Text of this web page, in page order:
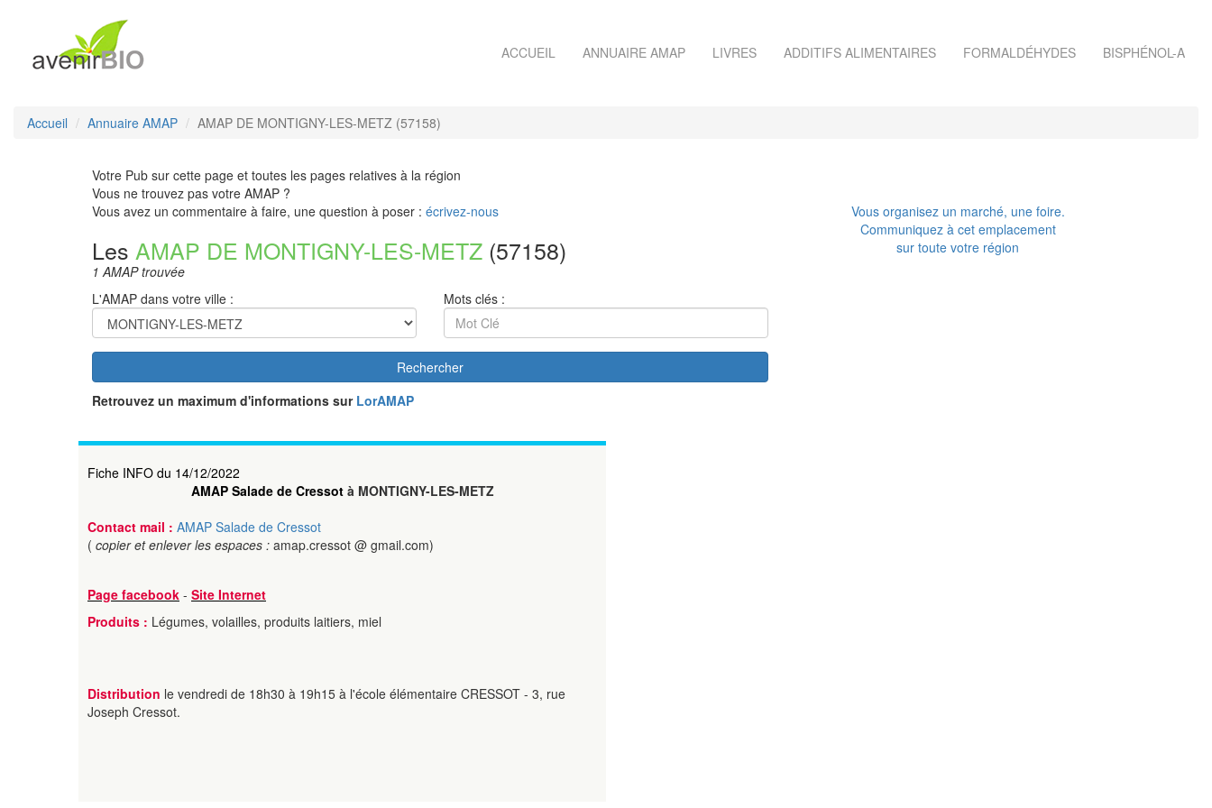
ACCUEIL ANNUAIRE AMAP LIVRES ADDITIFS ALIMENTAIRES FORMALDÉHYDES BISPHÉNOL-A
Accueil Annuaire AMAP AMAP DE MONTIGNY-LES-METZ (57158)
Votre Pub sur cette page et toutes les pages relatives à la région
Vous ne trouvez pas votre AMAP ?
Vous avez un commentaire à faire, une question à poser : écrivez-nous
Les AMAP DE MONTIGNY-LES-METZ (57158)
1 AMAP trouvée
L'AMAP dans votre ville :
Mots clés :
Rechercher
Retrouvez un maximum d'informations sur LorAMAP
Vous organisez un marché, une foire.
Communiquez à cet emplacement
sur toute votre région
Fiche INFO du 14/12/2022
AMAP Salade de Cressotà MONTIGNY-LES-METZ
Contact mail : AMAP Salade de Cressot
( copier et enlever les espaces : amap.cressot @ gmail.com)
Page facebook - Site Internet
Produits : Légumes, volailles, produits laitiers, miel
Distribution le vendredi de 18h30 à 19h15 à l'école élémentaire CRESSOT - 3, rue
Joseph Cressot.